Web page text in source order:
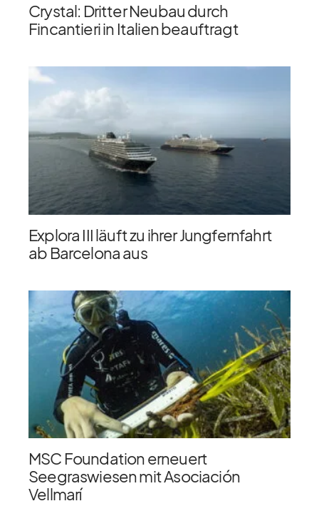
Crystal: Dritter Neubau durch
Fincantieri in Italien beauftragt
Explora III läuft zu ihrer Jungfernfahrt
ab Barcelona aus
MSC Foundation erneuert
Seegraswiesen mit Asociación
Vellmarí